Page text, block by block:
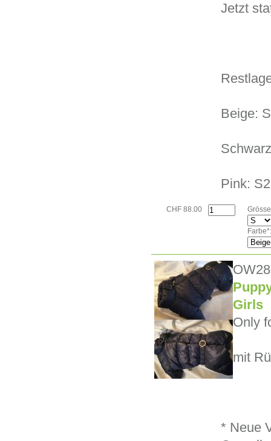
Jetzt
Beige:
Pink:
CHF 88.00
Farbe*:
Girls
Only
mit
* Neue